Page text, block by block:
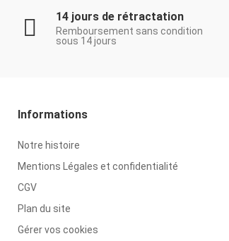
14 jours de rétractation
Remboursement sans condition
sous 14 jours
Informations
Notre histoire
Mentions Légales et confidentialité
CGV
Plan du site
Gérer vos cookies